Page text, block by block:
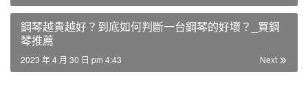
鋼琴越貴越好？到底如何判斷一台鋼琴的好壞？_買鋼
琴推薦
Next
2023 年 4 月 30 日 pm 4:43